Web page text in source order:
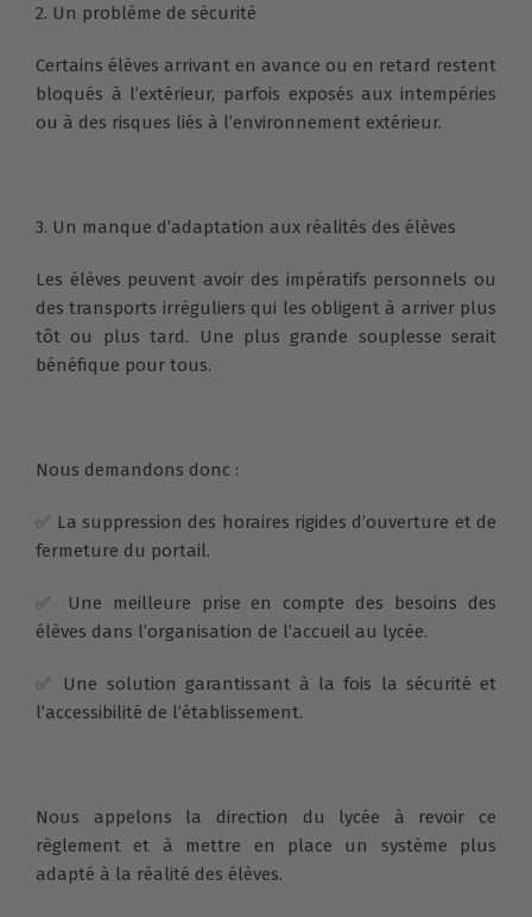
2. Un problème de sécurité
Certains élèves arrivant en avance ou en retard restent
bloqués à l’extérieur, parfois exposés aux intempéries
ou à des risques liés à l’environnement extérieur.
3. Un manque d’adaptation aux réalités des élèves
Les élèves peuvent avoir des impératifs personnels ou
des transports irréguliers qui les obligent à arriver plus
tôt ou plus tard. Une plus grande souplesse serait
bénéfique pour tous.
Nous demandons donc :
✅ La suppression des horaires rigides d’ouverture et de
fermeture du portail.
✅ Une meilleure prise en compte des besoins des
élèves dans l’organisation de l’accueil au lycée.
✅ Une solution garantissant à la fois la sécurité et
l’accessibilité de l’établissement.
Nous appelons la direction du lycée à revoir ce
règlement et à mettre en place un système plus
adapté à la réalité des élèves.